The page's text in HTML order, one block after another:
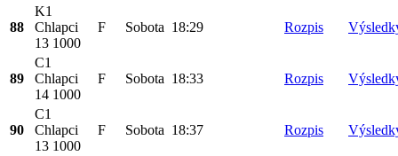
88
K1
Chlapci
13 1000
F Sobota 18:29 Rozpis
89
C1
Chlapci
14 1000
F Sobota 18:33 Rozpis
90
C1
Chlapci
13 1000
F Sobota 18:37 Rozpis